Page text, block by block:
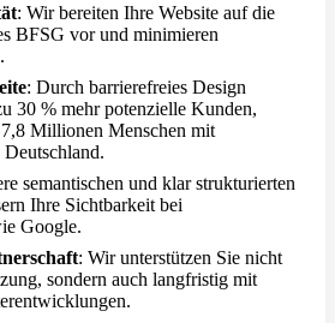
: Wir bereiten Ihre Website auf die
BFSG vor und minimieren
: Durch barrierefreies Design
30 % mehr potenzielle Kunden,
Millionen Menschen mit
semantischen und klar strukturierten
Ihre Sichtbarkeit bei
Google.
: Wir unterstützen Sie nicht
sondern auch langfristig mit